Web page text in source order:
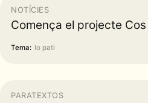
NOTÍCIES
Comença el projecte Cos
Tema: lo pati
PARATEXTOS